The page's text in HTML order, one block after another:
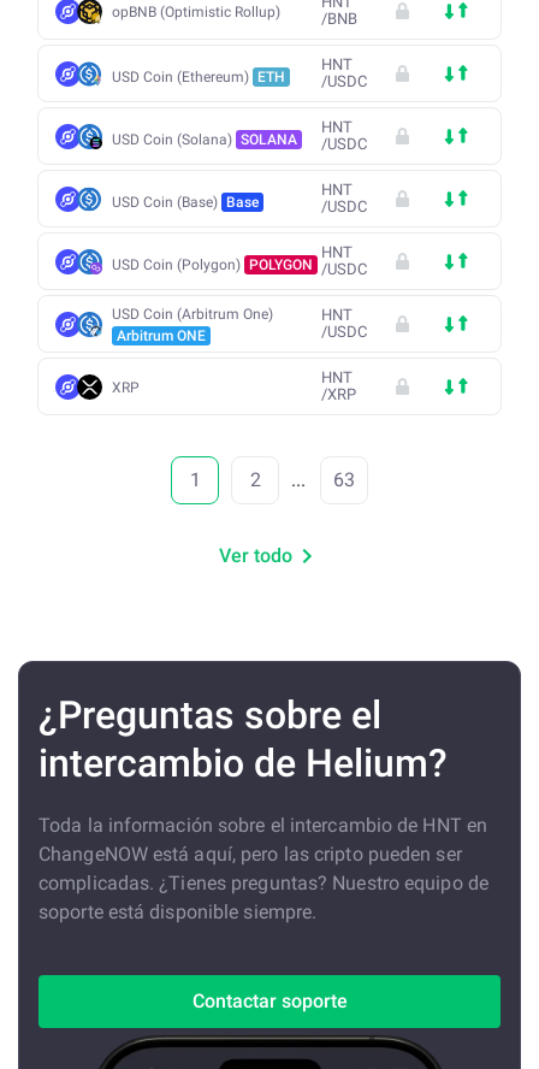
opBNB (Optimistic Rollup)
/BNB
USD Coin (Ethereum) ETH
HNT
/USDC
USD Coin (Solana) SOLANA
HNT
/USDC
USD Coin (Base) Base
HNT
/USDC
USD Coin (Polygon) POLYGON
HNT
/USDC
USD Coin (Arbitrum One)
Arbitrum ONE
HNT
/USDC
XRP
HNT
/XRP
1 2 ... 63
Ver todo
¿Preguntas sobre el
intercambio de Helium?
Toda la información sobre el intercambio de HNT en
ChangeNOW está aquí, pero las cripto pueden ser
complicadas. ¿Tienes preguntas? Nuestro equipo de
soporte está disponible siempre.
Contactar soporte